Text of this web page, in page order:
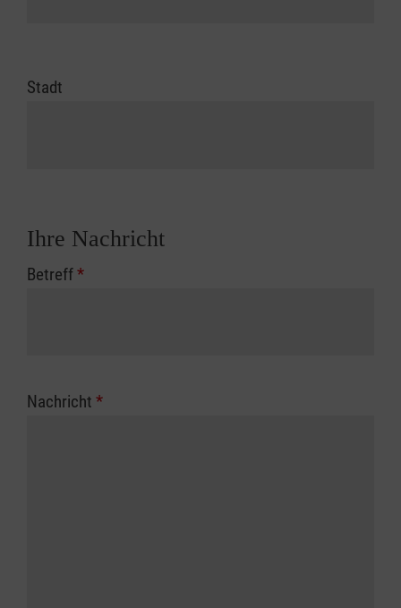
Stadt
Ihre Nachricht
Betreff*
Nachricht *